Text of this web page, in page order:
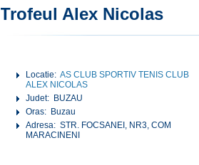
Trofeul Alex Nicolas
Locatie:AS CLUB SPORTIV TENIS CLUB
ALEX NICOLAS
Judet: BUZAU
Oras: Buzau
Adresa: STR. FOCSANEI, NR3, COM
MARACINENI